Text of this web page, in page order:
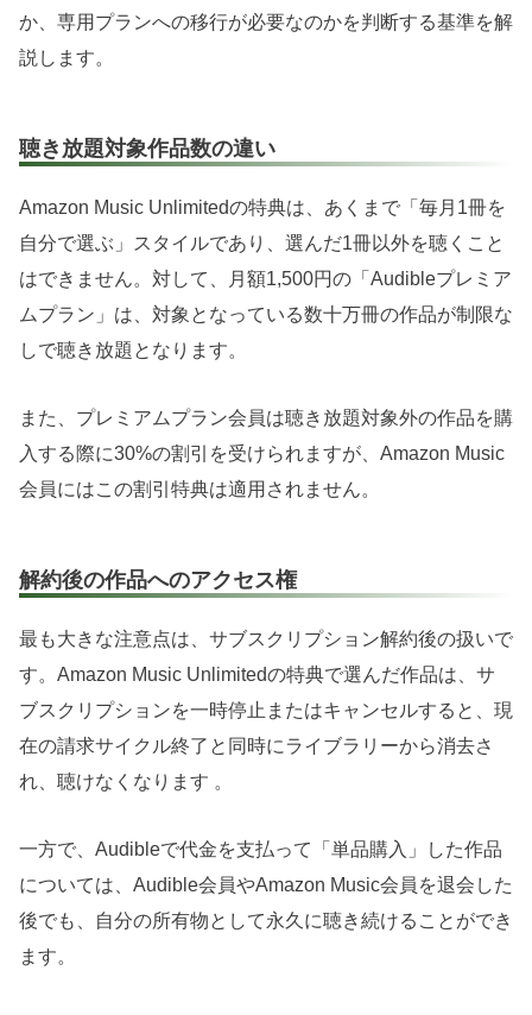
か、専用プランへの移行が必要なのかを判断する基準を解
説します。
聴き放題対象作品数の違い
Amazon Music Unlimitedの特典は、あくまで「毎月1冊を
自分で選ぶ」スタイルであり、選んだ1冊以外を聴くこと
はできません。対して、月額1,500円の「Audibleプレミア
ムプラン」は、対象となっている数十万冊の作品が制限な
しで聴き放題となります。
また、プレミアムプラン会員は聴き放題対象外の作品を購
入する際に30%の割引を受けられますが、Amazon Music
会員にはこの割引特典は適用されません。
解約後の作品へのアクセス権
最も大きな注意点は、サブスクリプション解約後の扱いで
す。Amazon Music Unlimitedの特典で選んだ作品は、サ
ブスクリプションを一時停止またはキャンセルすると、現
在の請求サイクル終了と同時にライブラリーから消去さ
れ、聴けなくなります 。
一方で、Audibleで代金を支払って「単品購入」した作品
については、Audible会員やAmazon Music会員を退会した
後でも、自分の所有物として永久に聴き続けることができ
ます。